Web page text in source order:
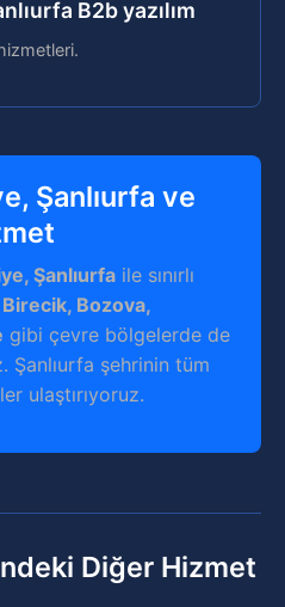
B2b yazılım
Şanlıurfa ve
Şanlıurfa ile sınırlı
Bozova,
gibi çevre bölgelerde de
Şanlıurfa şehrinin tüm
ulaştırıyoruz.
Diğer Hizmet